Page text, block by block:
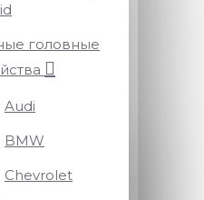
головные
Audi
BMW
Chevrolet